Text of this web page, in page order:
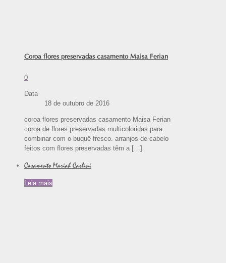
Coroa flores preservadas casamento Maisa Ferian
0
Data
18 de outubro de 2016
coroa flores preservadas casamento Maisa Ferian
coroa de flores preservadas multicoloridas para
combinar com o buquê fresco. arranjos de cabelo
feitos com flores preservadas têm a […]
Casamento Mariah Carlini
Leia mais